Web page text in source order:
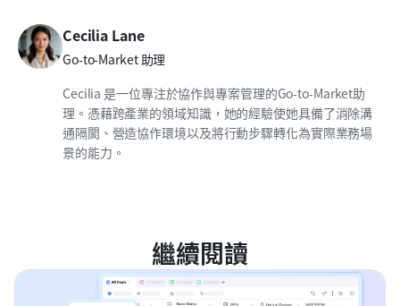
Cecilia Lane
Go-to-Market 助理
Cecilia 是一位專注於協作與專案管理的Go-to-Market助
理。憑藉跨產業的領域知識，她的經驗使她具備了消除溝
通隔閡、營造協作環境以及將行動步驟轉化為實際業務場
景的能力。
繼續閱讀